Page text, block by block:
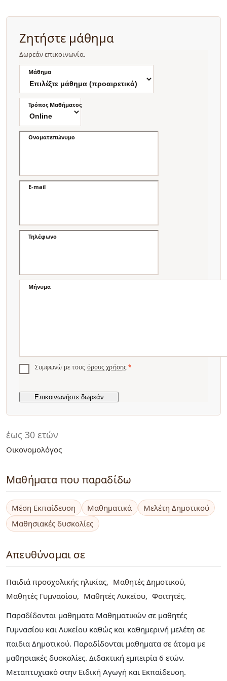
έως 30 ετών
Οικονομολόγος
Μαθήματα που παραδίδω
Μέση Εκπαίδευση Μαθηματικά
Μελέτη Δημοτικού
Μαθησιακές δυσκολίες
Απευθύνομαι σε
Παιδιά προσχολικής ηλικίας
Μαθητές Δημοτικού
Μαθητές Γυμνασίου
Μαθητές Λυκείου
Φοιτητές
Παραδίδονται μαθηματα Μαθηματικών σε μαθητές
Γυμνασίου και Λυκείου καθώς και καθημερινή μελέτη σε
παιδια Δημοτικού. Παραδίδονται μαθηματα σε άτομα με
μαθησιακές δυσκολίες. Διδακτική εμπειρία 6 ετών.
Μεταπτυχιακό στην Ειδική Αγωγή και Εκπαίδευση.
Ζητήστε μάθημα
Δωρεάν επικοινωνία.
Μάθημα
Τρόπος Μαθήματος
Ονοματεπώνυμο
E-mail
Τηλέφωνο
Μήνυμα
Συμφωνώ με τους όρους χρήσης *